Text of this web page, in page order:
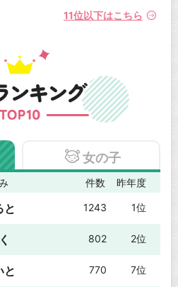
11位以下はこちら
女の子
件数 昨年度
と 1243 1位
802 2位
と 770 7位